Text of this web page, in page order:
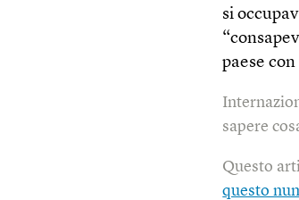
si
paese
sapere
Questo
questo